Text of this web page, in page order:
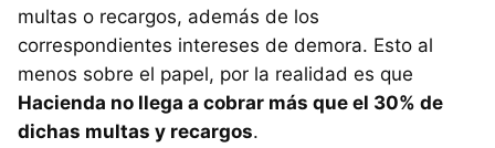
multas o recargos, además de los
correspondientes intereses de demora. Esto al
menos sobre el papel, por la realidad es que
Hacienda no llega a cobrar más que el 30% de
dichas multas y recargos.